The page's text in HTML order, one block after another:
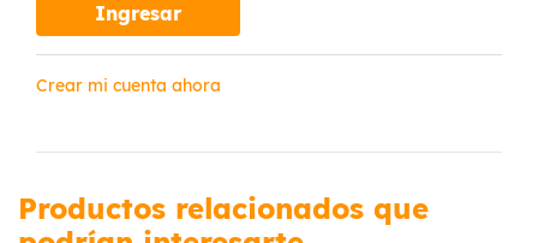
Ingresar
Crear mi cuenta ahora
Productos relacionados que